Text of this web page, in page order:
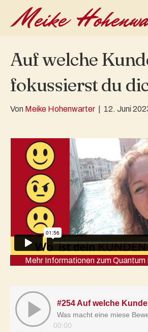
Auf welche
fokussierst du
Von Meike Hohenwarter 12. Juni
Mehr Informationen zum